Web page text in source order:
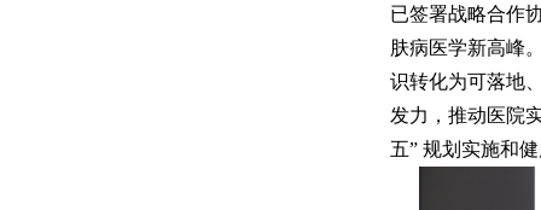
已签署战略合作
肤病医学新高峰
识转化为可落地
发力，推动医院
五” 规划实施和